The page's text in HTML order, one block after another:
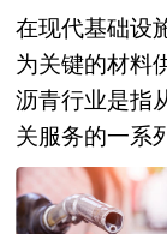
在现代基础设
为关键的材料
沥青行业是指
关服务的一系
路建筑材料，
道、停车场等